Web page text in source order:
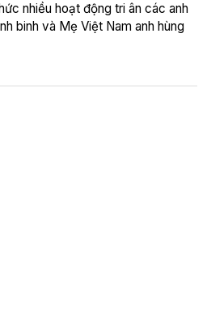
nhiều hoạt động tri ân các anh
binh và Mẹ Việt Nam anh hùng